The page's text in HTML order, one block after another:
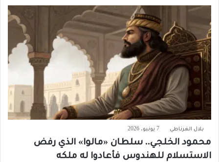
بلال الغرناطي 7 يونيو، 2026
محمود الخلجي.. سلطان «مالوا» الذي رفض
الاستسلام للهندوس فأعادوا له ملكه